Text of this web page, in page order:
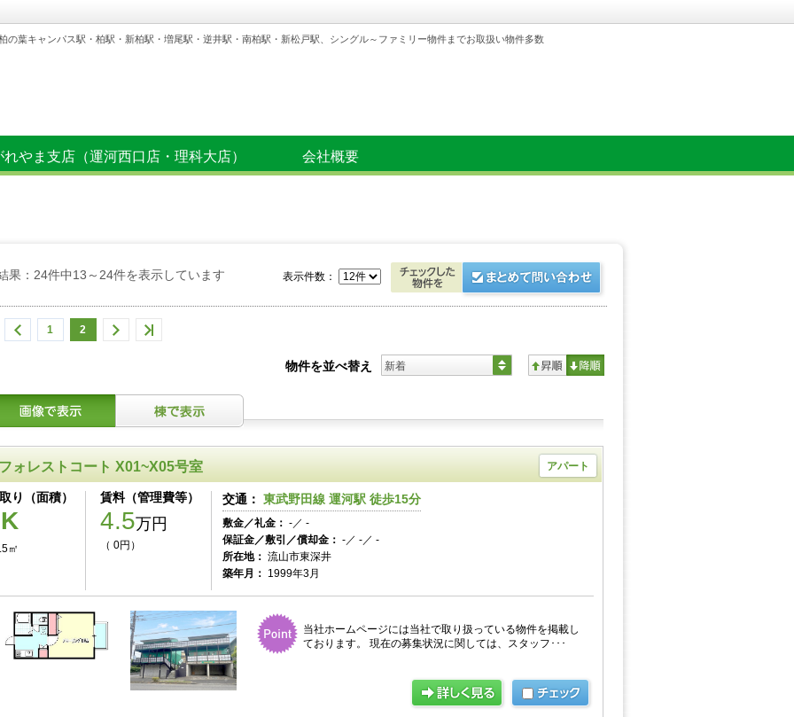
の葉キャンパス駅・柏駅・新柏駅・増尾駅・逆井駅・南柏駅・新松戸駅、シングル～ファミリー物件までお取扱い物件多数
れやま支店（運河西口店・理科大店） 会社概要
果：24件中13～24件を表示しています
1 2
表示件数：
物件を並べ替え 新着
ォレストコート X01~X05号室 アパート
り（面積）
㎡
賃料（管理費等）
4.5万円
（ 0円）
交通： 東武野田線 運河駅 徒歩15分
敷金／礼金： -／ -
保証金／敷引／償却金： -／ -／ -
所在地： 流山市東深井
築年月： 1999年3月
当社ホームページには当社で取り扱っている物件を掲載し
ております。 現在の募集状況に関しては、スタッフ･･･